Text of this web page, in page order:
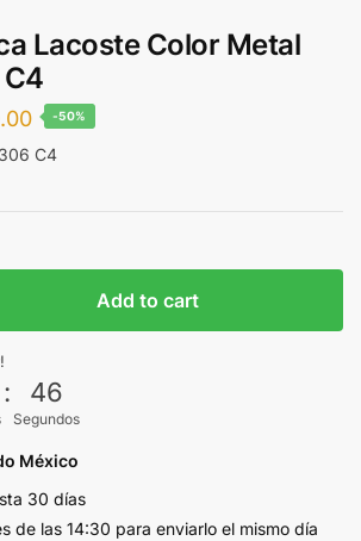
Lacoste Color Metal
Current
price
-50%
C4
Add to cart
: 46
Segundos
México
30 días
de las 14:30 para enviarlo el mismo día